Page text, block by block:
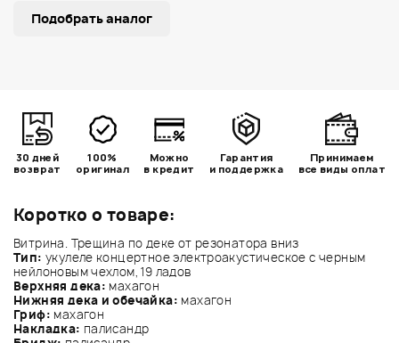
Коротко о товаре:
Витрина. Трещина по деке от резонатора вниз
Тип: укулеле концертное электроакустическое с черным
нейлоновым чехлом, 19 ладов
Верхняя дека: махагон
Нижняя дека и обечайка: махагон
Гриф: махагон
Накладка: палисандр
Подобрать аналог
30 дней
возврат
100%
оригинал
Можно
в кредит
Гарантия
и поддержка
Принимаем
все виды оплат